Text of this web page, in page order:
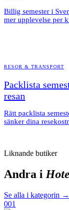
Billig semester i
mer upplevelse per
RESOR & TRANSPORT
Packlista
resan
Rätt packlista
sänker dina
Liknande butiker
Andra i
Se alla i kategorin →
001